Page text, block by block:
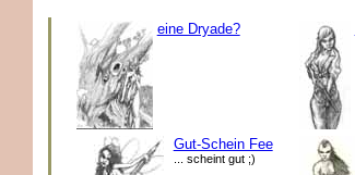
eine Dryade?
Gut-Schein Fee
... scheint gut ;)